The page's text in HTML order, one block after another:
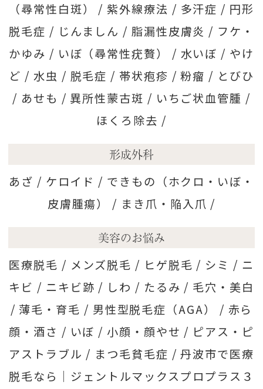
（尋常性白斑） /紫外線療法 / 多汗症 / 円形
脱毛症 / じんましん / 脂漏性皮膚炎 / フケ・
かゆみ / いぼ（尋常性疣贅） / 水いぼ / やけ
ど / 水虫 / 脱毛症 / 帯状疱疹 /粉瘤 / とびひ
/ あせも / 異所性蒙古斑 / いちご状血管腫 /
ほくろ除去 /
形成外科
あざ / ケロイド / できもの（ホクロ・いぼ・
皮膚腫瘍） / まき爪・陥入爪 /
美容のお悩み
医療脱毛 / メンズ脱毛 / ヒゲ脱毛 / シミ / ニ
キビ / ニキビ跡 / しわ / たるみ / 毛穴・美白
/ 薄毛・育毛 / 男性型脱毛症（AGA） / 赤ら
顔・酒さ / いぼ / 小顔・顔やせ / ピアス・ピ
アストラブル / まつ毛貧毛症 /丹波市で医療
脱毛なら｜ジェントルマックスプロプラス３